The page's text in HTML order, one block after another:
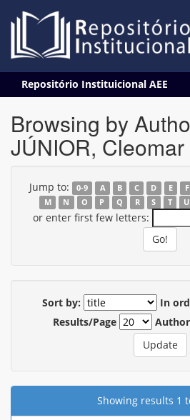
navigation
Repositório Instituicional AEE
Browsing by
JÚNIOR,
Jump to: 0-9 A B C D E F
M
N O P Q R S T U
or enter first few letters:
Sort by:
In
Results/Page
Showing results 1